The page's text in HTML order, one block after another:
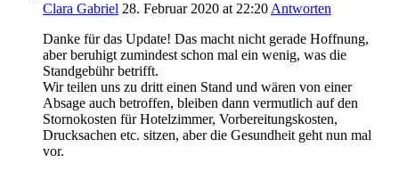
Clara Gabriel 28. Februar 2020 at 22:20Antworten
Danke für das Update! Das macht nicht gerade Hoffnung,
aber beruhigt zumindest schon mal ein wenig, was die
Standgebühr betrifft.
Wir teilen uns zu dritt einen Stand und wären von einer
Absage auch betroffen, bleiben dann vermutlich auf den
Stornokosten für Hotelzimmer, Vorbereitungskosten,
Drucksachen etc. sitzen, aber die Gesundheit geht nun mal
vor.